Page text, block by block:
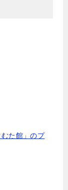
た館」のプ